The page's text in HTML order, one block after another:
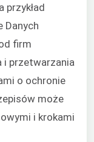
przykład
Danych
firm
i przetwarzania
o ochronie
może
i krokami